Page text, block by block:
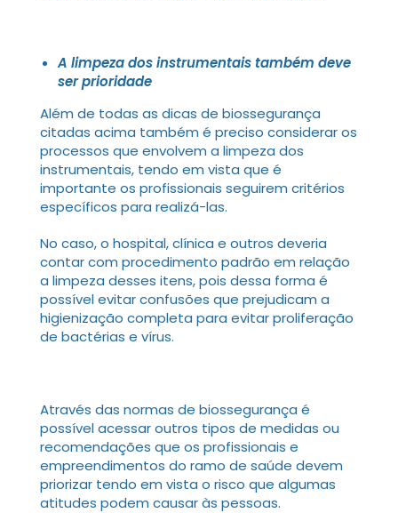
A limpeza dos instrumentais também deve
ser prioridade
Além de todas as dicas de biossegurança
citadas acima também é preciso considerar os
processos que envolvem a limpeza dos
instrumentais, tendo em vista que é
importante os profissionais seguirem critérios
específicos para realizá-las.
No caso, o hospital, clínica e outros deveria
contar com procedimento padrão em relação
a limpeza desses itens, pois dessa forma é
possível evitar confusões que prejudicam a
higienização completa para evitar proliferação
de bactérias e vírus.
Através das normas de biossegurança é
possível acessar outros tipos de medidas ou
recomendações que os profissionais e
empreendimentos do ramo de saúde devem
priorizar tendo em vista o risco que algumas
atitudes podem causar às pessoas.